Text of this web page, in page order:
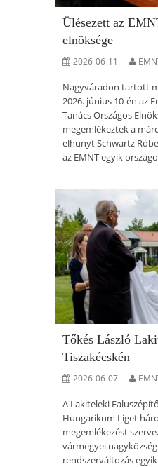
Ülésezett az
elnöksége
2026-06-11
Nagyváradon tartott
2026. június 10-én az
Tanács Országos
megemlékeztek a
elhunyt Schwartz
az EMNT egyik
Tőkés László
Tiszakécskén
2026-06-07
A Lakiteleki
Hungarikum Liget
megemlékezést
vármegyei
rendszerváltozás